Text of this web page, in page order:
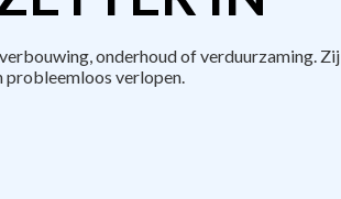
onderhoud of verduurzaming. Zij
verlopen.